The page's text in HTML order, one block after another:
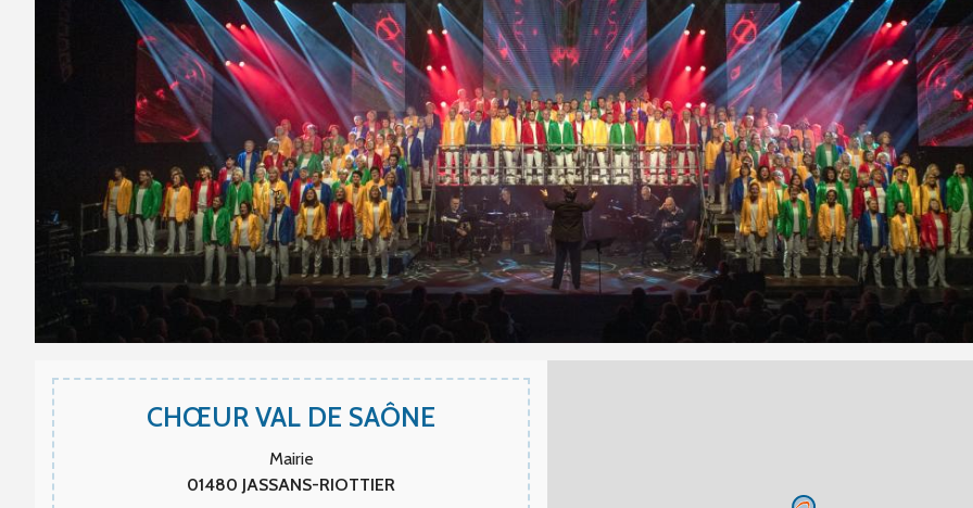
CHŒUR VAL DE SAÔNE
Mairie
01480 JASSANS-RIOTTIER